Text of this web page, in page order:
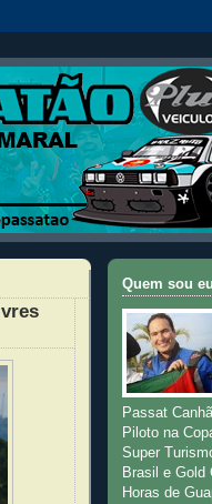
Quem sou
Passat
Piloto na
Super
Brasil e
Horas de